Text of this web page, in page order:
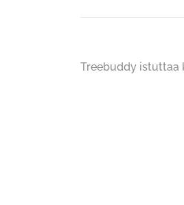
Treebuddy